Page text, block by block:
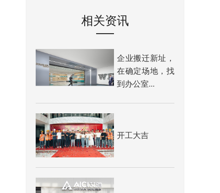
相关资讯
企业搬迁新址，
在确定场地，找
到办公室...
开工大吉